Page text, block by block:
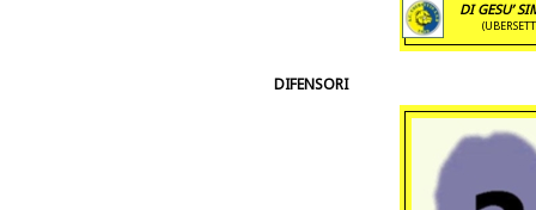
DI GESU’
DIFENSORI